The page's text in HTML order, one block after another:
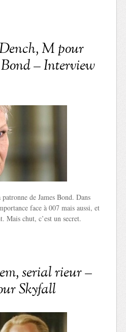
M pour
– Interview
de James Bond. Dans
face à 007 mais aussi, et
Mais chut, c’est un secret.
serial rieur –
Skyfall